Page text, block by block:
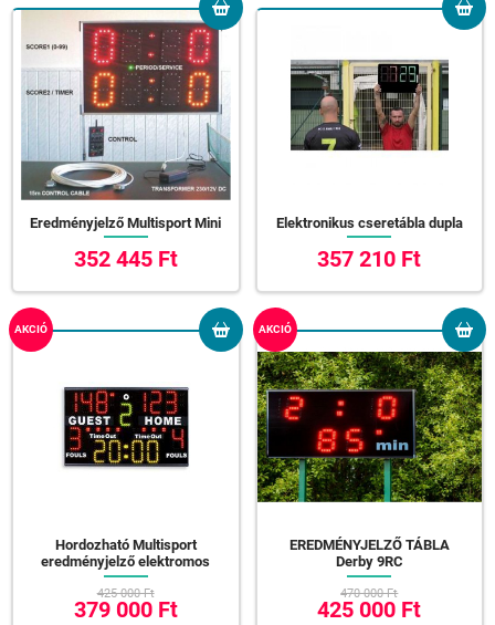
Eredményjelző Multisport Mini
352 445 Ft
Elektronikus cseretábla dupla
357 210 Ft
AKCIÓ
Hordozható Multisport
eredményjelző elektromos
425 000 Ft
379 000 Ft
AKCIÓ
EREDMÉNYJELZŐ TÁBLA
Derby 9RC
470 000 Ft
425 000 Ft